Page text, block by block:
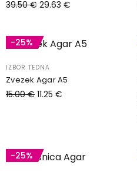
39.50€ 29.63 €
-25%
IZBOR TEDNA
Zvezek Agar A5
15.00€ 11.25 €
-25%